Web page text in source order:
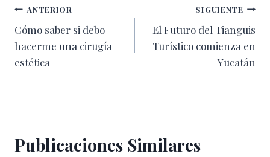
Navegación
de
entradas
ANTERIOR
Cómo saber si debo
hacerme una cirugía
estética
SIGUIENTE
El Futuro del Tianguis
Turístico comienza en
Yucatán
Publicaciones Similares